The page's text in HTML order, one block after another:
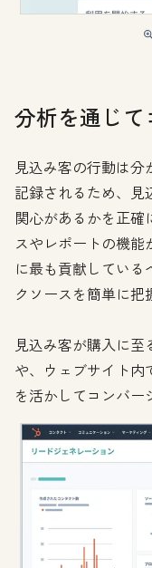
分析を通じ
見込み客の行動は分
記録されるため、見
関心があるかを正確
スやレポートの機能
に最も貢献している
クソースを簡単に把
見込み客が購入に
や、ウェブサイト
を活かしてコンバー